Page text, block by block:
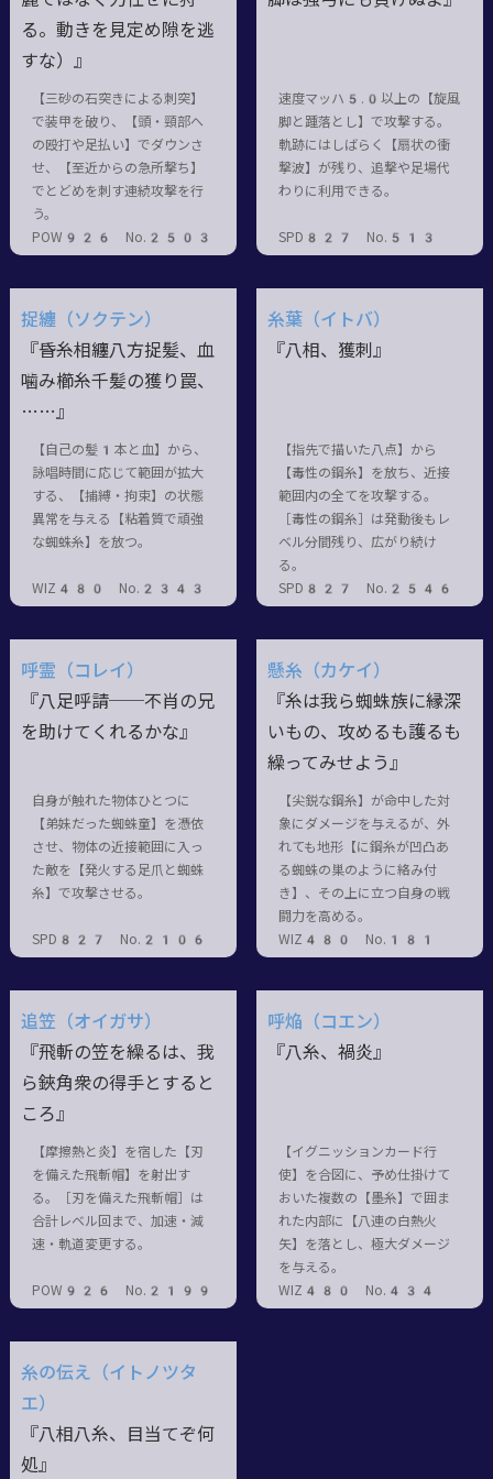
る。動きを見定め隙を逃
すな）』
【三砂の石突きによる刺突】
で装甲を破り、【頭・頸部へ
の殴打や足払い】でダウンさ
せ、【至近からの急所撃ち】
でとどめを刺す連続攻撃を行
う。
POW926 No.2503
速度マッハ5.0以上の【旋風
脚と踵落とし】で攻撃する。
軌跡にはしばらく【扇状の衝
撃波】が残り、追撃や足場代
わりに利用できる。
SPD827 No.513
捉纏（ソクテン）
『昏糸相纏八方捉髪、血
噛み櫛糸千髪の獲り罠、
……』
【自己の髪1本と血】から、
詠唱時間に応じて範囲が拡大
する、【捕縛・拘束】の状態
異常を与える【粘着質で頑強
な蜘蛛糸】を放つ。
WIZ480 No.2343
糸葉（イトバ）
『八相、獲刺』
【指先で描いた八点】から
【毒性の鋼糸】を放ち、近接
範囲内の全てを攻撃する。
［毒性の鋼糸］は発動後もレ
ベル分間残り、広がり続け
る。
SPD827 No.2546
呼霊（コレイ）
『八足呼請──不肖の兄
を助けてくれるかな』
自身が触れた物体ひとつに
【弟妹だった蜘蛛童】を憑依
させ、物体の近接範囲に入っ
た敵を【発火する足爪と蜘蛛
糸】で攻撃させる。
SPD827 No.2106
懸糸（カケイ）
『糸は我ら蜘蛛族に縁深
いもの、攻めるも護るも
繰ってみせよう』
【尖鋭な鋼糸】が命中した対
象にダメージを与えるが、外
れても地形【に鋼糸が凹凸あ
る蜘蛛の巣のように絡み付
き】、その上に立つ自身の戦
闘力を高める。
WIZ480 No.181
追笠（オイガサ）
『飛斬の笠を繰るは、我
ら鋏角衆の得手とすると
ころ』
【摩擦熱と炎】を宿した【刃
を備えた飛斬帽】を射出す
る。［刃を備えた飛斬帽］は
合計レベル回まで、加速・減
速・軌道変更する。
POW926 No.2199
呼焔（コエン）
『八糸、禍炎』
【イグニッションカード行
使】を合図に、予め仕掛けて
おいた複数の【墨糸】で囲ま
れた内部に【八連の白熱火
矢】を落とし、極大ダメージ
を与える。
WIZ480 No.434
糸の伝え（イトノツタ
エ）
『八相八糸、目当てぞ何
処』